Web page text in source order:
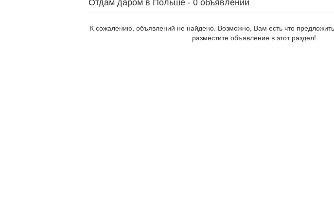
К сожалению, объявлений не найдено. Возможно, Вам есть что
разместите объявление в этот раздел!